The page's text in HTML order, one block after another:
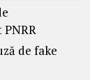
de fake